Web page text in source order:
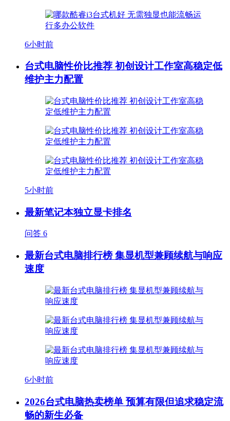
6小时前
台式电脑性价比推荐 初创设计工作室高稳定低
维护主力配置
5小时前
最新笔记本独立显卡排名
问答 6
最新台式电脑排行榜 集显机型兼顾续航与响应
速度
6小时前
2026台式电脑热卖榜单 预算有限但追求稳定流
畅的新生必备